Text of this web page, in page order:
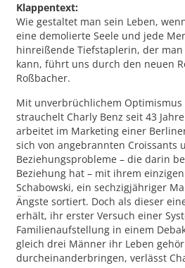
Klappentext:
Wie gestaltet man sein Leben,
eine demolierte Seele und jede
hinreißende Tiefstaplerin, der
kann, führt uns durch den neuen
Roßbacher.
Mit unverbrüchlichem
strauchelt Charly Benz seit 43
arbeitet im Marketing einer
sich von angebrannten Croissants
Beziehungsprobleme – die darin
Beziehung hat – mit ihrem
Schabowski, ein sechzigjähriger
Ängste sortiert. Doch als dieser
erhält, ihr erster Versuch einer
Familienaufstellung in einem
gleich drei Männer ihr Leben
durcheinanderbringen, verlässt